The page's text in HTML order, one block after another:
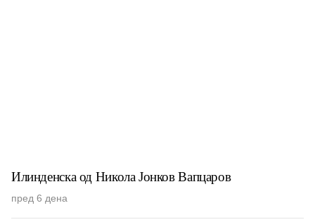
Илинденска од Никола Јонков Вапцаров
пред 6 дена